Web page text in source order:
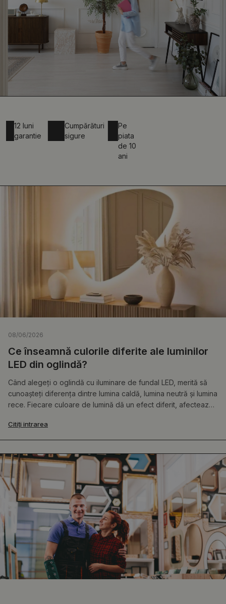
Cumpărături
sigure
Pe
08/06/2026
Ce înseamnă culorile diferite ale luminilor
LED din oglindă?
Când alegeți o oglindă cu iluminare de fundal LED, merită să
cunoașteți diferența dintre lumina caldă, lumina neutră și lumina
rece. Fiecare culoare de lumină dă un efect diferit, afectează
interior.
Citiți intrarea